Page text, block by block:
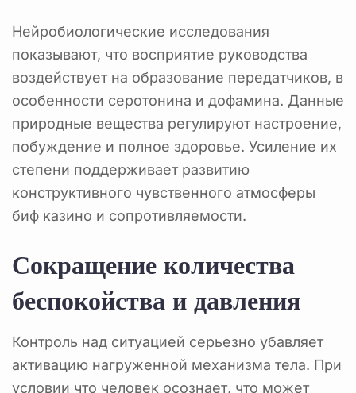
Нейробиологические исследования
показывают, что восприятие руководства
воздействует на образование передатчиков, в
особенности серотонина и дофамина. Данные
природные вещества регулируют настроение,
побуждение и полное здоровье. Усиление их
степени поддерживает развитию
конструктивного чувственного атмосферы
биф казино и сопротивляемости.
Сокращение количества
беспокойства и давления
Контроль над ситуацией серьезно убавляет
активацию нагруженной механизма тела. При
условии что человек осознает, что может